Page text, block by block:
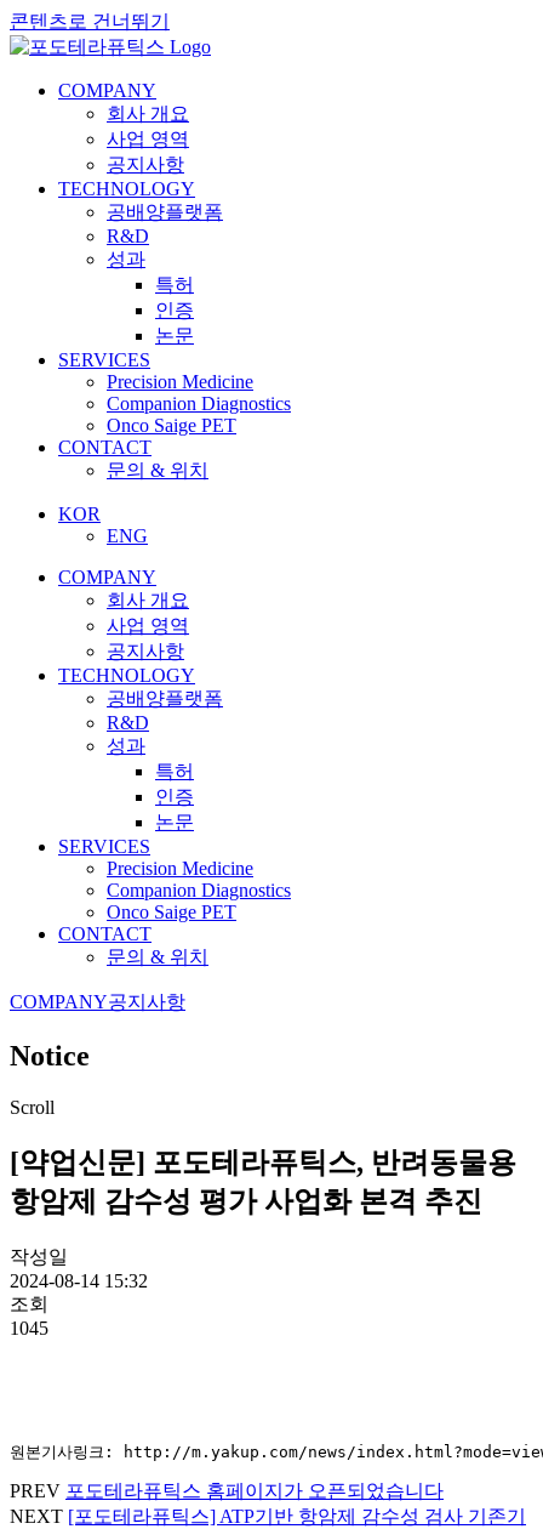
콘텐츠로 건너뛰기
COMPANY
회사 개요
사업 영역
공지사항
TECHNOLOGY
공배양플랫폼
R&D
성과
특허
인증
논문
SERVICES
Precision Medicine
Companion Diagnostics
Onco Saige PET
CONTACT
문의 & 위치
KOR
ENG
COMPANY
회사 개요
사업 영역
공지사항
TECHNOLOGY
공배양플랫폼
R&D
성과
특허
인증
논문
SERVICES
Precision Medicine
Companion Diagnostics
Onco Saige PET
CONTACT
문의 & 위치
COMPANY공지사항
Notice
Scroll
[약업신문] 포도테라퓨틱스, 반려동물용
항암제 감수성 평가 사업화 본격 추진
작성일
2024-08-14 15:32
조회
1045
원본기사링크: http://m.yakup.com/news/
PREV 포도테라퓨틱스 홈페이지가 오픈되었습니다
NEXT [포도테라퓨틱스] ATP기반 항암제 감수성 검사 기존기